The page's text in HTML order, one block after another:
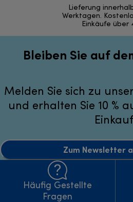
Lieferung
Werktagen.
Einkäufe über
Bleiben Sie auf
Melden Sie sich zu
und erhalten Sie 10 %
Zum Newsletter
Häufig Gestellte
Fragen